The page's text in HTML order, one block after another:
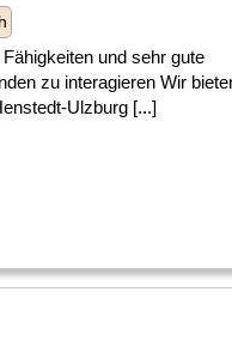
und sehr gute
zu interagieren Wir
Ulzburg [...]